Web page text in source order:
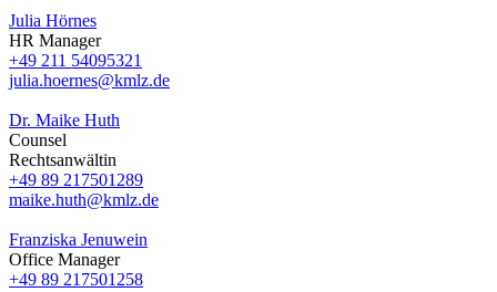
Julia Hörnes
HR Manager
+49 211 54095321
julia.hoernes@kmlz.de
Dr. Maike Huth
Counsel
Rechtsanwältin
+49 89 217501289
maike.huth@kmlz.de
Franziska Jenuwein
Office Manager
+49 89 217501258